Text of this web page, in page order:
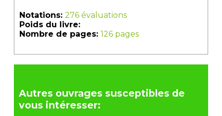
Notations: 276 évaluations
Poids du livre:
Nombre de pages: 126 pages
Autres ouvrages susceptibles de
vous intéresser: